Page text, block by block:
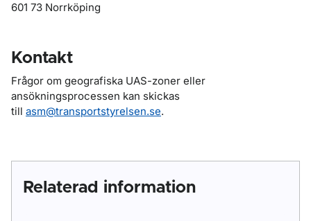
601 73 Norrköping
Kontakt
Frågor om geografiska UAS-zoner eller
ansökningsprocessen kan skickas
till asm@transportstyrelsen.se.
Relaterad information